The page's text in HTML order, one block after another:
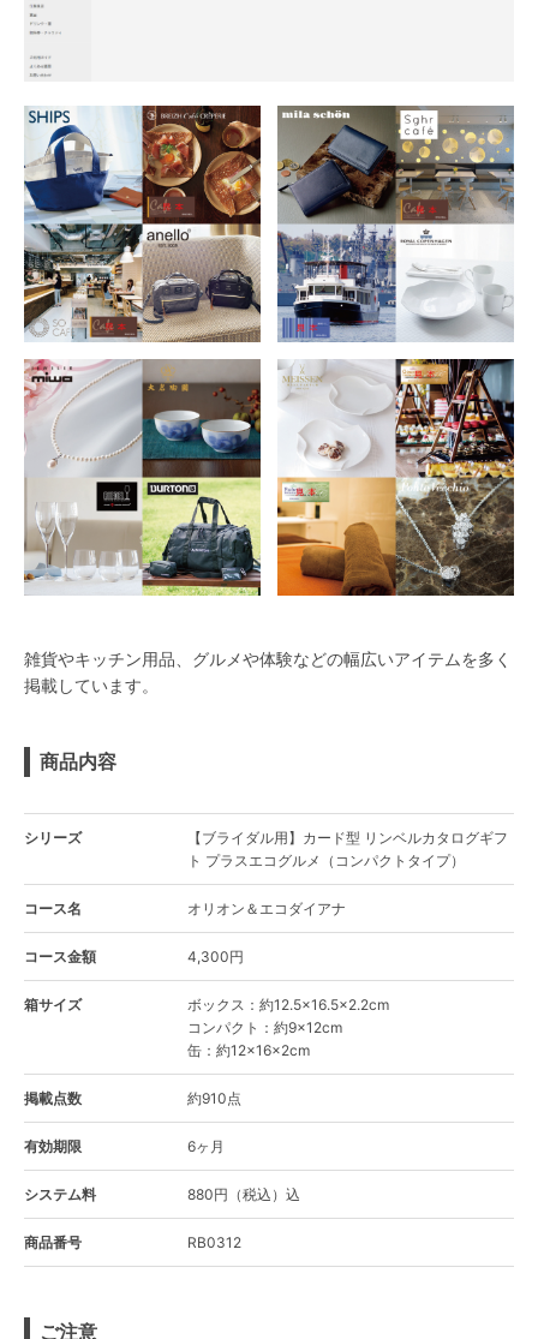
雑貨やキッチン用品、グルメや体験などの幅広いアイテムを多く
掲載しています。
商品内容
シリーズ
【ブライダル用】カード型 リンベルカタログギフ
ト プラスエコグルメ（コンパクトタイプ）
コース名 オリオン＆エコダイアナ
コース金額 4,300円
箱サイズ
ボックス：約12.5×16.5×2.2cm
コンパクト：約9×12cm
缶：約12×16×2cm
掲載点数 約910点
有効期限 6ヶ月
システム料 880円（税込）込
商品番号 RB0312
ご注意